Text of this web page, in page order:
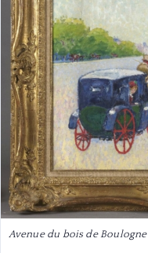
Avenue du bois de Boulogne